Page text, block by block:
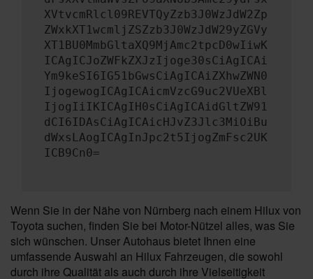
XVtvcmRlcl09REVTQyZzb3J0WzJdW2Zp
ZWxkXT1wcmljZSZzb3J0WzJdW29yZGVy
XT1BU0MmbGltaXQ9MjAmc2tpcD0wIiwK
ICAgICJoZWFkZXJzIjoge30sCiAgICAi
Ym9keSI6IG51bGwsCiAgICAiZXhwZWN0
IjogewogICAgICAicmVzcG9uc2VUeXBl
IjogIiIKICAgIH0sCiAgICAidGltZW91
dCI6IDAsCiAgICAicHJvZ3Jlc3MiOiBu
dWxsLAogICAgInJpc2t5IjogZmFsc2UK
ICB9Cn0=
Wenn Sie in der Nähe von Nürnberg nach einem Hilux von
Toyota suchen, finden Sie bei Motor-Nützel alles, was Sie
sich wünschen. Unser Autohaus bietet Ihnen eine
umfassende Auswahl an Hilux Fahrzeugen, die sowohl
durch ihre Qualität als auch durch ihre Vielseitigkeit